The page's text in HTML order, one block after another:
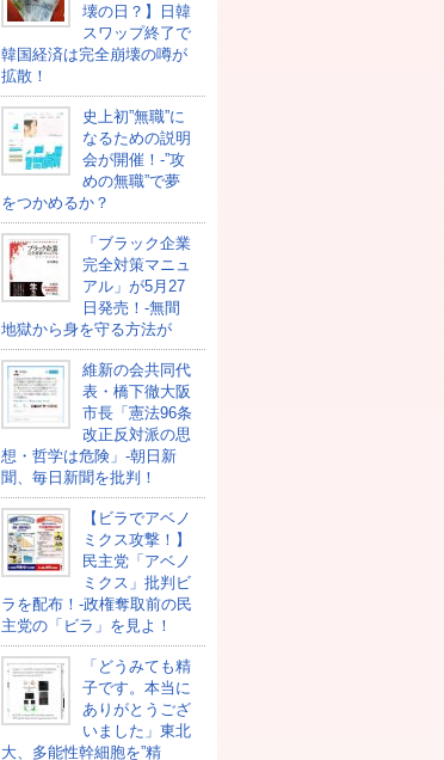
壊の日？】日韓
スワップ終了で
韓国経済は完全崩壊の噂が
拡散！
史上初”無職”に
なるための説明
会が開催！-”攻
めの無職”で夢
をつかめるか？
「ブラック企業
完全対策マニュ
アル」が5月27
日発売！-無間
地獄から身を守る方法が
維新の会共同代
表・橋下徹大阪
市長「憲法96条
改正反対派の思
想・哲学は危険」-朝日新
聞、毎日新聞を批判！
【ビラでアベノ
ミクス攻撃！】
民主党「アベノ
ミクス」批判ビ
ラを配布！-政権奪取前の民
主党の「ビラ」を見よ！
「どうみても精
子です。本当に
ありがとうござ
いました」東北
大、多能性幹細胞を”精